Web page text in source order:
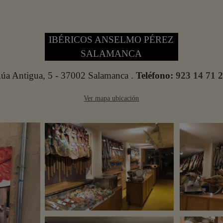
IBÉRICOS ANSELMO PÉREZ
SALAMANCA
Antigua, 5 - 37002 Salamanca .Teléfono:923 14 71
Ver mapa ubicación